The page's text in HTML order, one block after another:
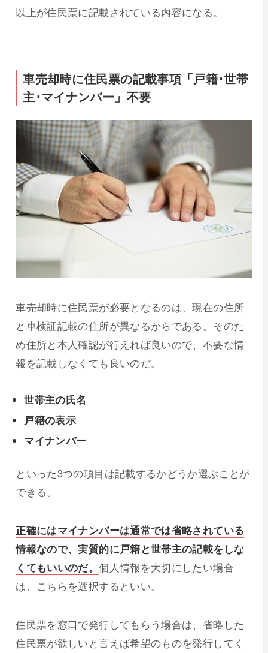
以上が住民票に記載されている内容になる。
車売却時に住民票の記載事項「戸籍･世帯
主･マイナンバー」不要
車売却時に住民票が必要となるのは、現在の住所
と車検証記載の住所が異なるからである。そのた
め住所と本人確認が行えれば良いので、不要な情
報を記載しなくても良いのだ。
世帯主の氏名
戸籍の表示
マイナンバー
といった3つの項目は記載するかどうか選ぶことが
できる。
正確にはマイナンバーは通常では省略されている
情報なので、実質的に戸籍と世帯主の記載をしな
くてもいいのだ。個人情報を大切にしたい場合
は、こちらを選択するといい。
住民票を窓口で発行してもらう場合は、省略した
住民票が欲しいと言えば希望のものを発行してく